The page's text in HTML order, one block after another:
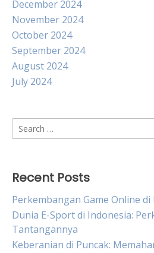
December 2024
November 2024
October 2024
September 2024
August 2024
July 2024
Search
for:
Recent Posts
Perkembangan Game Online di
Dunia E-Sport di Indonesia:
Tantangannya
Keberanian di Puncak: